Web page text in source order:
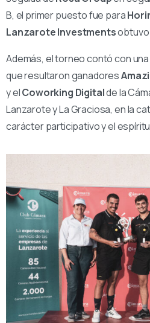
B, el primer puesto fue para
Lanzarote Investments
Además, el torneo contó con
que resultaron ganadores
y elCoworking Digitalde la
Lanzarote y La Graciosa, en la
carácter participativo y el